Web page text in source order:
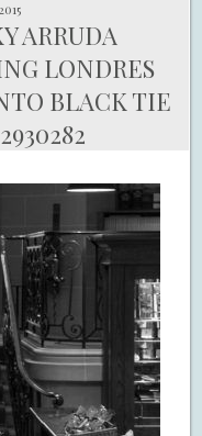
ARRUDA
LONDRES
BLACK TIE